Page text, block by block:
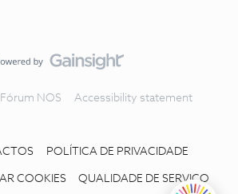
NOS Accessibility statement
POLÍTICA DE PRIVACIDADE
COOKIES QUALIDADE DE SERVIÇO